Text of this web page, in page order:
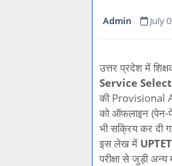
Admin July
उत्तर प्रदेश में
Service
की Provisional
को ऑफलाइन (पेन-
भी सक्रिय कर दी
इस लेख में
परीक्षा से जुड़ी अन्य